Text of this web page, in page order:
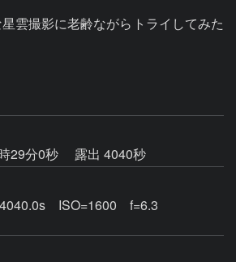
雲撮影に老齢ながらトライしてみた
29分0秒
露出 4040秒
4040.0s ISO=1600 f=6.3